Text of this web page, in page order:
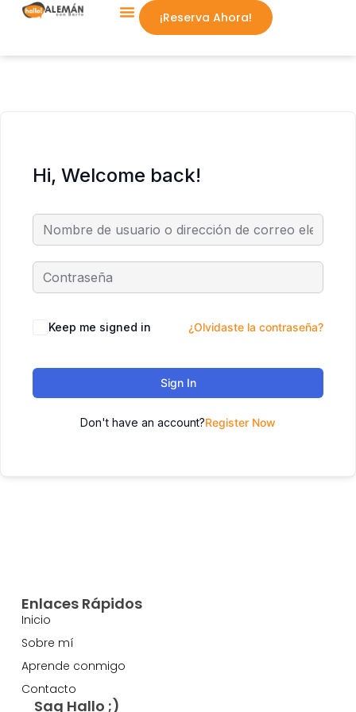
¡Reserva Ahora!
Hi, Welcome back!
Keep me signed in ¿Olvidaste la contraseña?
Sign In
Don't have an account?Register Now
Enlaces Rápidos
Inicio
Sobre mí
Aprende conmigo
Contacto
Sag Hallo ;)